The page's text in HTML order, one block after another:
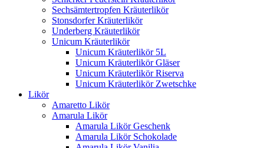
Sechsämtertropfen Kräuterlikör
Stonsdorfer Kräuterlikör
Underberg Kräuterlikör
Unicum Kräuterlikör
Unicum Kräuterlikör 5L
Unicum Kräuterlikör Gläser
Unicum Kräuterlikör Riserva
Unicum Kräuterlikör Zwetschke
Likör
Amaretto Likör
Amarula Likör
Amarula Likör Geschenk
Amarula Likör Schokolade